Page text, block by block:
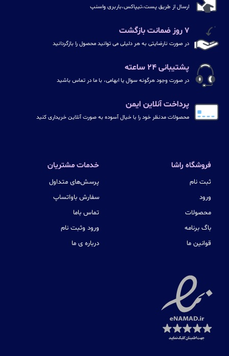
ارسال از طریق پست،تیپاکس،باربری واسنپ
۷ روز ضمانت بازگشت
در صورت نارضایتی به هر دلیلی می توانید محصول را بازگردانید
پشتیبانی ۲۴ ساعته
در صورت وجود هرگونه سوال یا ابهامی، با ما در تماس باشید
پرداخت آنلاین ایمن
محصولات مدنظر خود را با خیال آسوده به صورت آنلاین خریداری کنید
فروشگاه راشا
ثبت نام
ورود
محصولات
باگ برنامه
قوانین ما
خدمات مشتریان
پرسش‌های متداول
سفارش باواتساپ
تماس باما
ورود وثبت نام
درباره ی ما